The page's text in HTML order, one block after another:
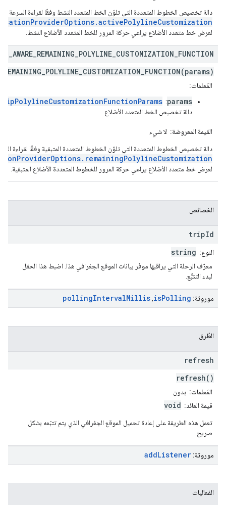
دالة تخصيص الخطوط المتعددة التي تلوّن الخط المتعدد النشط وفقًا لقراءة السرعة
لعرض خط متعدد الأضلاع يراعي حركة المرور للخط المتعدد الأضلاع النشط.
AWARE REMAINING POLYLINE CUSTOMIZATION FUNCTION
المَعلمات:
params
:
دالة تخصيص الخط المتعدد الأضلاع
القيمة المعروضة: لا شيء
دالة تخصيص الخطوط المتعددة التي تلوّن الخطوط المتعددة المتبقية وفقًا لقراءة
لعرض خط متعدد الأضلاع يراعي حركة المرور للخطوط المتعددة الأضلاع المتبقية.
الخصائص
tripId
النوع: string
معرّف الرحلة التي يراقبها موفّر بيانات الموقع الجغرافي هذا. اضبط هذا الحقل
لبدء التتبُّع.
موروثة: isPolling
,
pollingIntervalMillis
الطُرق
refresh
refresh()
المَعلمات: بدون
قيمة العائد: void
تعمل هذه الطريقة على إعادة تحميل الموقع الجغرافي الذي يتم تتبّعه بشكل
صريح.
موروثة: addListener
الفعاليات